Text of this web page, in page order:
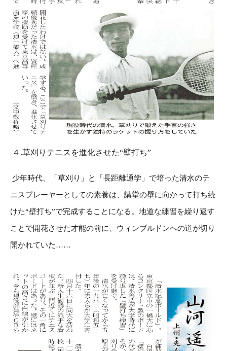
４.草刈りテニスを進化させた“壁打ち”
少年時代、「草刈り」と「長距離通学」で培った清水のテ
ニスプレーヤーとしての素養は、講堂の壁に向かって打ち続
けた“壁打ち”で完成することになる。地道な練習を繰り返す
ことで開花させた才能の前に、ウィンブルドンへの道が切り
開かれていた……